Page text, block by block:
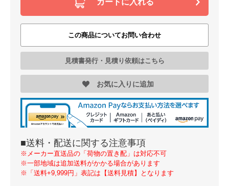
カートに入れる
この商品についてお問い合わせ
見積書発行・見積り依頼はこちら
お気に入りに追加
■送料・配送に関する注意事項
※メーカー直送品の「荷物の置き配」は対応不可
※一部地域は追加送料がかかる場合があります
※「送料+9,999円」表記は【送料見積】となります